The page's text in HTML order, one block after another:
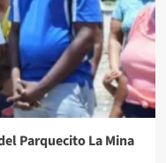
Parquecito La Mina